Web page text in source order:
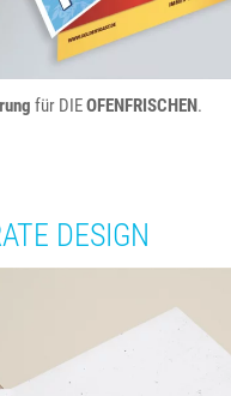
für DIEOFENFRISCHEN.
DESIGN